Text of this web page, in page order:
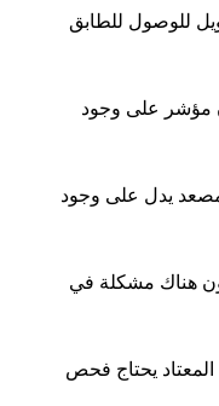
للوصول للطابق
مؤشر على وجود
يدل على وجود
هناك مشكلة في
يحتاج فحص